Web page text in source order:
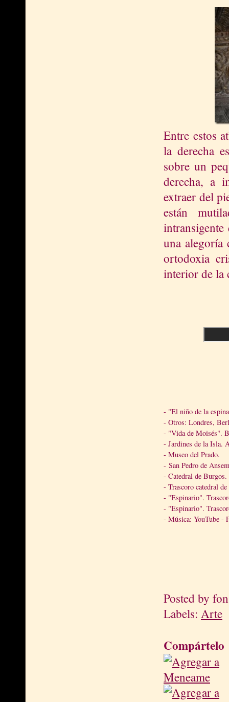
Entre estos
la derecha
sobre un
derecha, a
extraer del
están
una alegoría
ortodoxia
interior de la
- "El niño de la
- Otros: Londres,
- "Vida de Moisés".
- Jardines de la Isla.
- Museo del Prado.
- San Pedro de
- Catedral de Burgos.
- Trascoro catedral
- "Espinario".
- "Espinario".
- Música: YouTube -
Posted by
Labels: Arte
Compártelo